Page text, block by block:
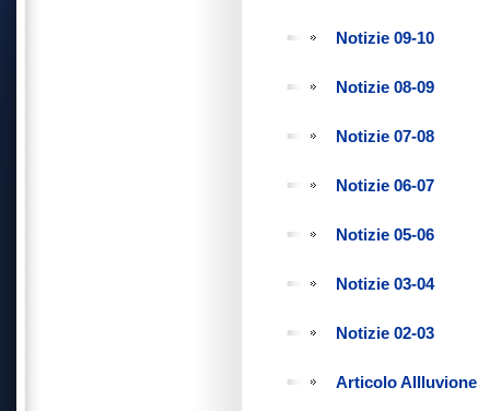
Notizie 09-10
Notizie 08-09
Notizie 07-08
Notizie 06-07
Notizie 05-06
Notizie 03-04
Notizie 02-03
Articolo Allluvione